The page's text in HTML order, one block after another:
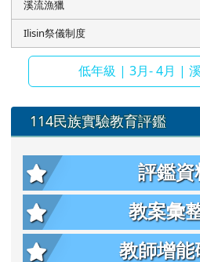
溪流漁獵
Ilisin祭儀制度
低年級 | 3月- 4月 |
左邊區域內容
114民族實驗教育評鑑
評鑑資
教案彙
教師增能